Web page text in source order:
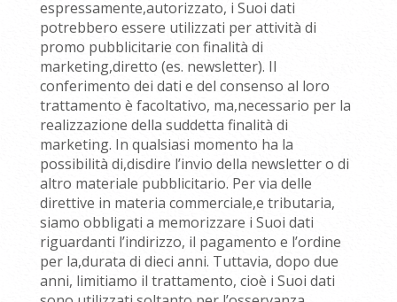
espressamente,autorizzato, i Suoi dati
potrebbero essere utilizzati per attività di
promo pubblicitarie con finalità di
marketing,diretto (es. newsletter). Il
conferimento dei dati e del consenso al loro
trattamento è facoltativo, ma,necessario per la
realizzazione della suddetta finalità di
marketing. In qualsiasi momento ha la
possibilità di,disdire l’invio della newsletter o di
altro materiale pubblicitario. Per via delle
direttive in materia commerciale,e tributaria,
siamo obbligati a memorizzare i Suoi dati
riguardanti l’indirizzo, il pagamento e l’ordine
per la,durata di dieci anni. Tuttavia, dopo due
anni, limitiamo il trattamento, cioè i Suoi dati